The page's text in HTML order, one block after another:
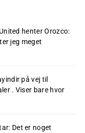
henter Orozco:
jeg meget
på vej til
. Viser bare hvor
Det er noget